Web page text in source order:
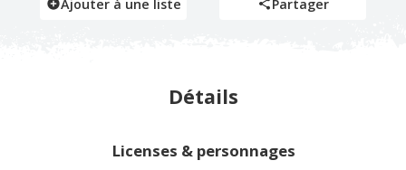
Ajouter à une liste
Partager
Détails
Licenses & personnages